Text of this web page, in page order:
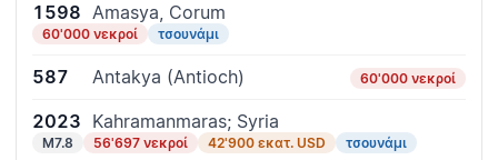
1598 Amasya, Corum
60'000 νεκροί τσουνάμι
587 Antakya (Antioch) 60'000 νεκροί
2023 Kahramanmaras; Syria
M7.8 56'697 νεκροί 42'900 εκατ. USD τσουνάμι